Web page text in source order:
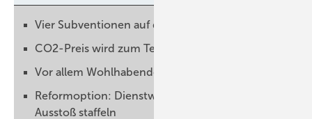
Vier Subventionen auf dem Prüfstand
CO2-Preis wird zum Teil überkompensiert
Vor allem Wohlhabende profitieren
Reformoption: Dienstwagenprivileg nach CO2-
Ausstoß staffeln